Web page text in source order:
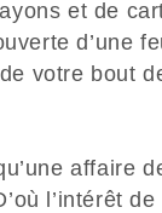
et de
d’une
votre bout
affaire
l’intérêt